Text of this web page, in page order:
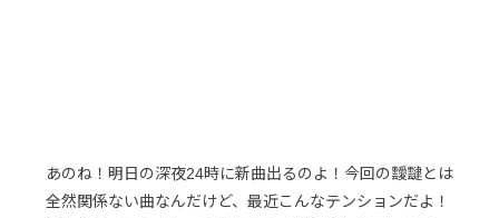
あのね！明日の深夜24時に新曲出るのよ！今回の靉靆とは
全然関係ない曲なんだけど、最近こんなテンションだよ！